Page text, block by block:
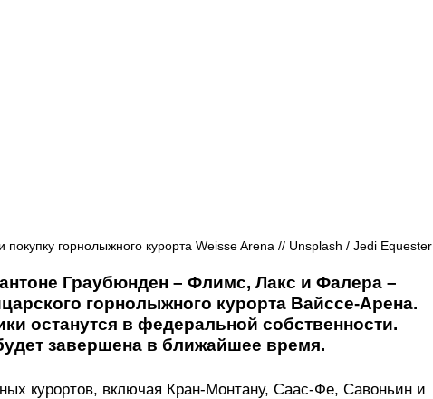
горнолыжного курорта Weisse Arena // Unsplash / Jedi Equester
Граубюнден – Флимс, Лакс и Фалера –
горнолыжного курорта Вайссе-Арена.
останутся в федеральной собственности.
завершена в ближайшее время.
курортов, включая Кран-Монтану, Саас-Фе, Савоньин и